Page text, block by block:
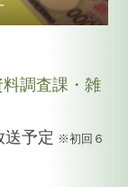
料調査課・雑
送予定 ※初回６